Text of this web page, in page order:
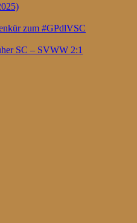
zum #GPdlVSC
SC – SVWW 2:1